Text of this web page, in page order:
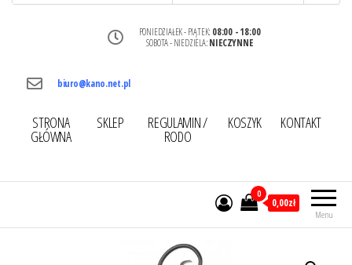
PONIEDZIAŁEK - PIĄTEK: 08:00 - 18:00
SOBOTA - NIEDZIELA:NIECZYNNE
biuro@kano.net.pl
STRONA
GŁÓWNA
SKLEP REGULAMIN /
RODO
KOSZYK KONTAKT
Menu
0
0,00zł